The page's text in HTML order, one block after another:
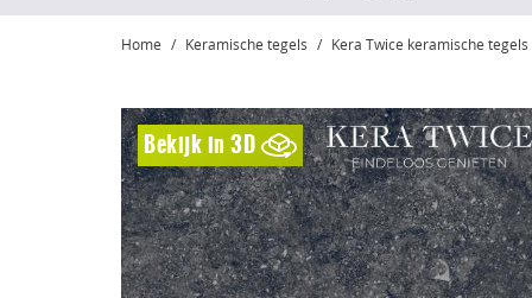
Home Keramische tegels Kera Twice keramische tegels
Bekijk in 3D